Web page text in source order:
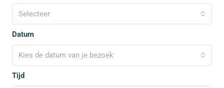
Selecteer
Datum
Kies de datum van je bezoek
Tijd